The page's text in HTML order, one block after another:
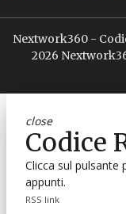
Nextwork360 -
2026
close
Codice
Clicca sul pulsante
appunti.
RSS link